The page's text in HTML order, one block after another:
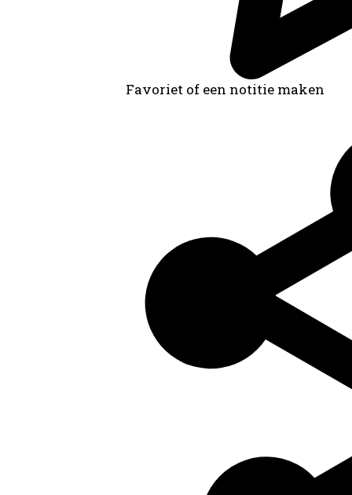
Favoriet of een notitie maken